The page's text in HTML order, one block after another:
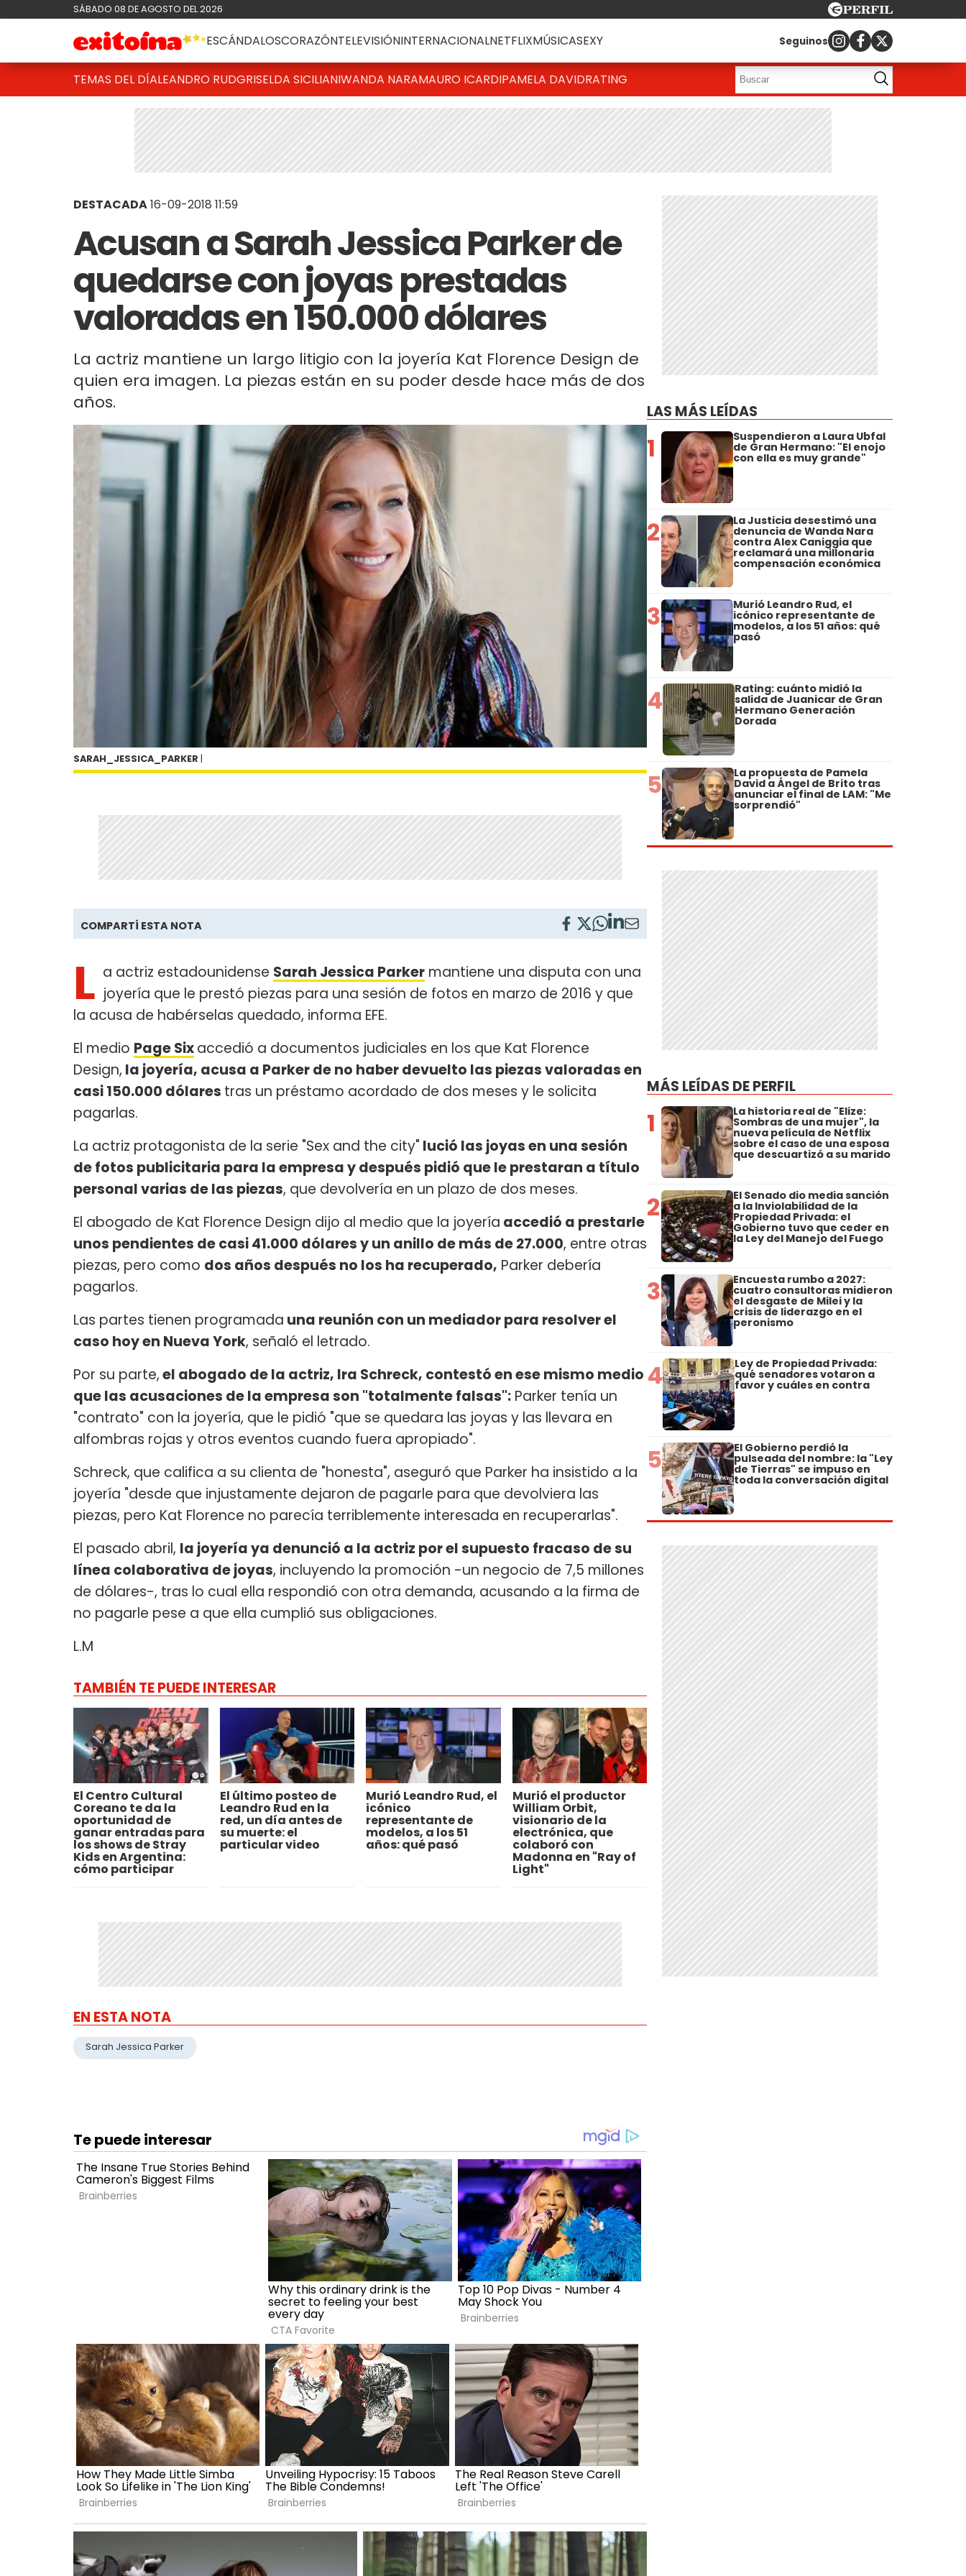
SÁBADO 08 DE AGOSTO DEL 2026
ESCÁNDALOSCORAZÓNTELEVISIÓNINTERNACIONALNETFLIXMÚSICASEXY Seguinos
TEMAS DEL DÍALEANDRO RUDGRISELDA SICILIANIWANDA NARAMAURO ICARDIPAMELA DAVIDRATING
DESTACADA16-09-2018 11:59
Acusan a Sarah Jessica Parker de
quedarse con joyas prestadas
valoradas en 150.000 dólares
La actriz mantiene un largo litigio con la joyería Kat Florence Design de
quien era imagen. La piezas están en su poder desde hace más de dos
años.
SARAH_JESSICA_PARKER |
COMPARTÍ ESTA NOTA
L a actriz estadounidense Sarah Jessica Parker mantiene una disputa con una
joyería que le prestó piezas para una sesión de fotos en marzo de 2016 y que
la acusa de habérselas quedado, informa EFE.
El medio Page Sixaccedió a documentos judiciales en los que Kat Florence
Design, la joyería, acusa a Parker de no haber devuelto las piezas valoradas en
casi 150.000 dólares tras un préstamo acordado de dos meses y le solicita
pagarlas.
La actriz protagonista de la serie "Sex and the city" lució las joyas en una sesión
de fotos publicitaria para la empresa y después pidió que le prestaran a título
personal varias de las piezas, que devolvería en un plazo de dos meses.
El abogado de Kat Florence Design dijo al medio que la joyería accedió a prestarle
unos pendientes de casi 41.000 dólares y un anillo de más de 27.000, entre otras
piezas, pero como dos años después no los ha recuperado, Parker debería
pagarlos.
Las partes tienen programada una reunión con un mediador para resolver el
caso hoy en Nueva York, señaló el letrado.
Por su parte,el abogado de la actriz, Ira Schreck, contestó en ese mismo medio
que las acusaciones de la empresa son "totalmente falsas": Parker tenía un
"contrato" con la joyería, que le pidió "que se quedara las joyas y las llevara en
alfombras rojas y otros eventos cuando fuera apropiado".
Schreck, que califica a su clienta de "honesta", aseguró que Parker ha insistido a la
joyería "desde que injustamente dejaron de pagarle para que devolviera las
piezas, pero Kat Florence no parecía terriblemente interesada en recuperarlas".
El pasado abril, la joyería ya denunció a la actriz por el supuesto fracaso de su
línea colaborativa de joyas, incluyendo la promoción -un negocio de 7,5 millones
de dólares-, tras lo cual ella respondió con otra demanda, acusando a la firma de
no pagarle pese a que ella cumplió sus obligaciones.
L.M
TAMBIÉN TE PUEDE INTERESAR
El Centro Cultural
Coreano te da la
oportunidad de
ganar entradas para
los shows de Stray
Kids en Argentina:
cómo participar
El último posteo de
Leandro Rud en la
red, un día antes de
su muerte: el
particular video
Murió Leandro Rud, el
icónico
representante de
modelos, a los 51
años: qué pasó
Murió el productor
William Orbit,
visionario de la
electrónica, que
colaboró con
Madonna en "Ray of
Light"
EN ESTA NOTA
Sarah Jessica Parker
LAS MÁS LEÍDAS
1 Suspendieron a Laura Ubfal
de Gran Hermano: "El enojo
con ella es muy grande"
2 La Justicia desestimó una
denuncia de Wanda Nara
contra Alex Caniggia que
reclamará una millonaria
compensación económica
3 Murió Leandro Rud, el
icónico representante de
modelos, a los 51 años: qué
pasó
4 Rating: cuánto midió la
salida de Juanicar de Gran
Hermano Generación
Dorada
5 La propuesta de Pamela
David a Ángel de Brito tras
anunciar el final de LAM: "Me
sorprendió"
MÁS LEÍDAS DE PERFIL
1 La historia real de "Elize:
Sombras de una mujer", la
nueva película de Netflix
sobre el caso de una esposa
que descuartizó a su marido
2 El Senado dio media sanción
a la Inviolabilidad de la
Propiedad Privada: el
Gobierno tuvo que ceder en
la Ley del Manejo del Fuego
3 Encuesta rumbo a 2027:
cuatro consultoras midieron
el desgaste de Milei y la
crisis de liderazgo en el
peronismo
4 Ley de Propiedad Privada:
qué senadores votaron a
favor y cuáles en contra
5 El Gobierno perdió la
pulseada del nombre: la "Ley
de Tierras" se impuso en
toda la conversación digital